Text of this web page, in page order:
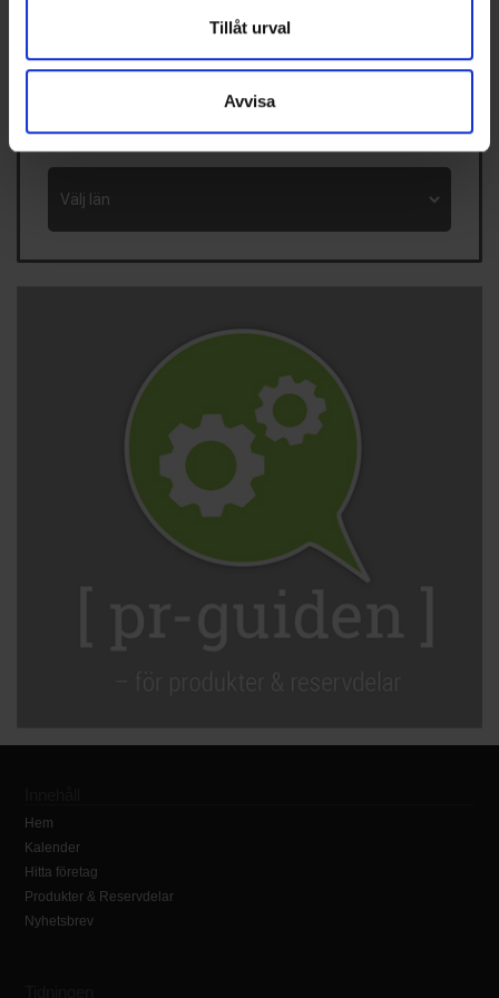
Tillåt urval
Avvisa
Visa fler händelser
Hem
Kalender
Hitta företag
Produkter & Reservdelar
Nyhetsbrev